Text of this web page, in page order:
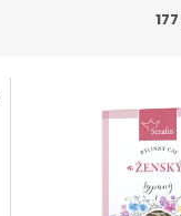
177